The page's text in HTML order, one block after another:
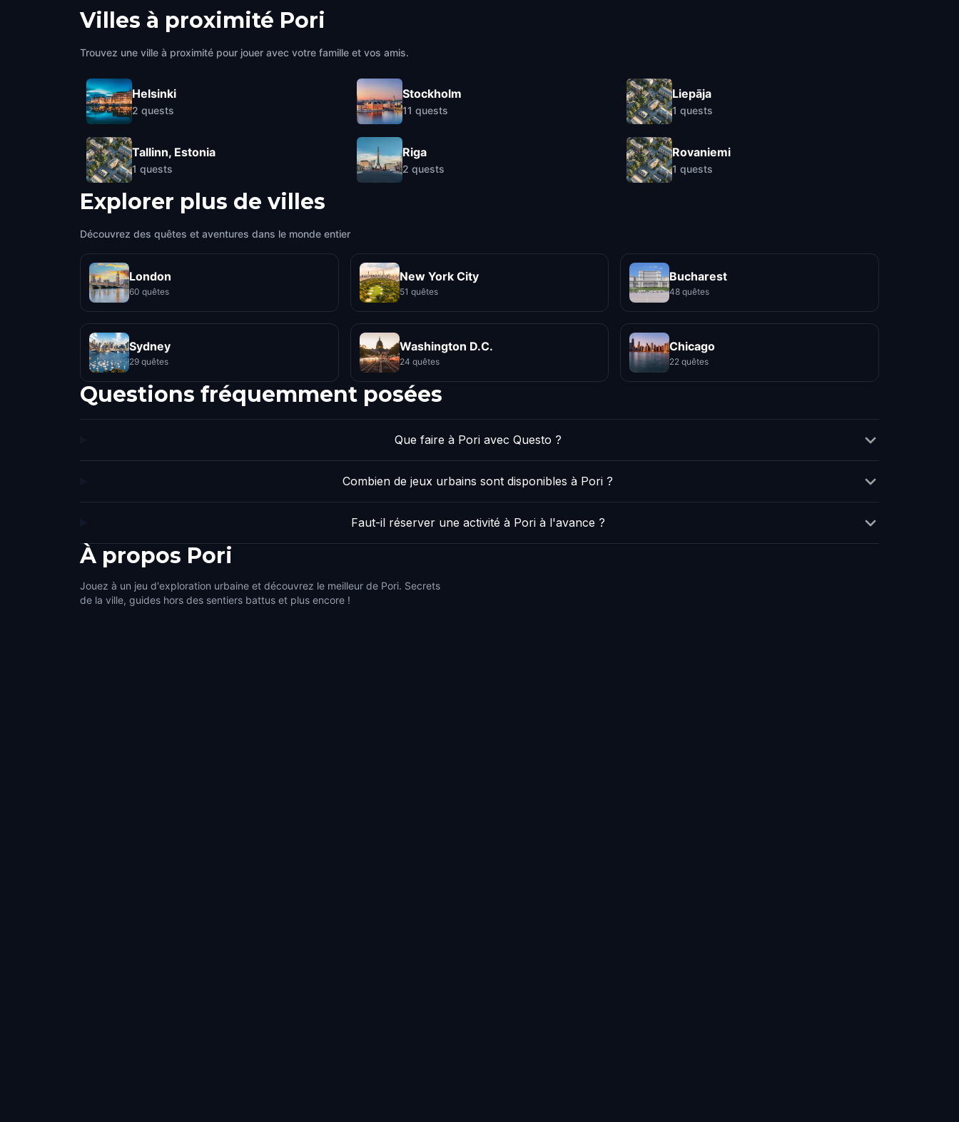
Villes à proximité Pori
Trouvez une ville à proximité pour jouer avec votre famille et vos amis.
Helsinki
2 quests
Tallinn, Estonia
1 quests
Stockholm
11 quests
Riga
2 quests
Liepāja
1 quests
Rovaniemi
1 quests
Explorer plus de villes
Découvrez des quêtes et aventures dans le monde entier
London
60 quêtes
New York City
51 quêtes
Bucharest
48 quêtes
Sydney
29 quêtes
Washington D.C.
24 quêtes
Chicago
22 quêtes
Questions fréquemment posées
Que faire à Pori avec Questo ?
Combien de jeux urbains sont disponibles à Pori ?
Faut-il réserver une activité à Pori à l'avance ?
À propos Pori
Jouez à un jeu d'exploration urbaine et découvrez le meilleur de Pori. Secrets
de la ville, guides hors des sentiers battus et plus encore !